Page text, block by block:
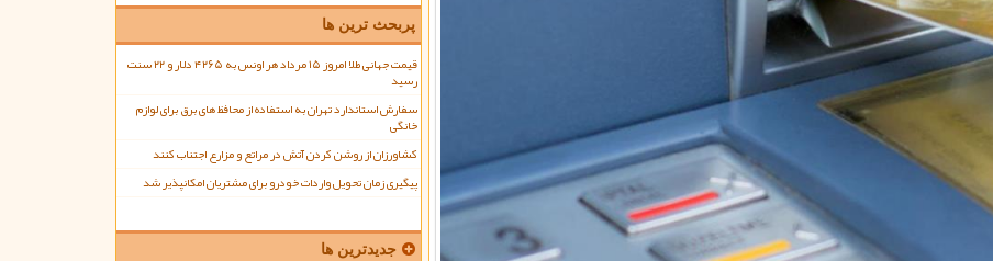
پربحث ترین ها
قیمت جهانی طلا امروز ۱۵ مرداد هر اونس به ۴۲۶۵ دلار و ۲۲ سنت
رسید
سفارش استاندارد تهران به استفاده از محافظ های برق برای لوازم
خانگی
کشاورزان از روشن کردن آتش در مراتع و مزارع اجتناب کنند
پیگیری زمان تحویل واردات خودرو برای مشتریان امکانپذیر شد
جدیدترین ها